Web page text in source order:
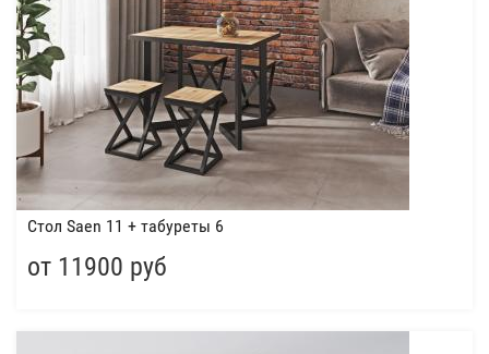
Стол Saen 11 + табуреты 6
от 11900 руб